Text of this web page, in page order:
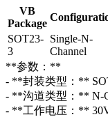
VB
Package
SOT23-
3
Single-N-
Channel
**参数：**
- **封装类型：**
- **沟道类型：** N-
- **工作电压：**